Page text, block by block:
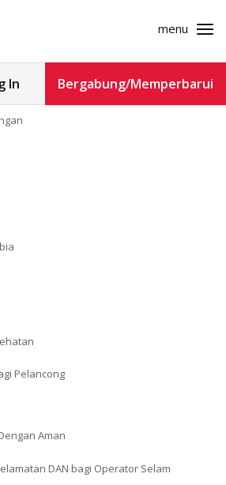
menu
In Bergabung/Memperbarui
Pelancong
Aman
DAN bagi Operator Selam